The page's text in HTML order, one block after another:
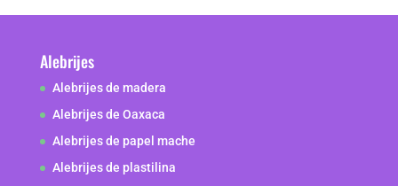
Alebrijes
Alebrijes de madera
Alebrijes de Oaxaca
Alebrijes de papel mache
Alebrijes de plastilina